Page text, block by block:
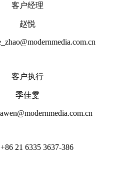
客户经理
赵悦
客户执行
季佳雯
21 6335 3637-386